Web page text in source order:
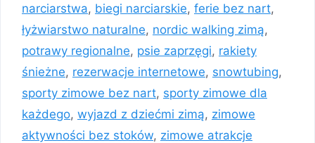
narciarstwa, biegi narciarskie, ferie bez nart,
łyżwiarstwo naturalne, nordic walking zimą,
potrawy regionalne, psie zaprzęgi, rakiety
śnieżne, rezerwacje internetowe, snowtubing,
sporty zimowe bez nart, sporty zimowe dla
każdego, wyjazd z dziećmi zimą, zimowe
aktywności bez stoków, zimowe atrakcje